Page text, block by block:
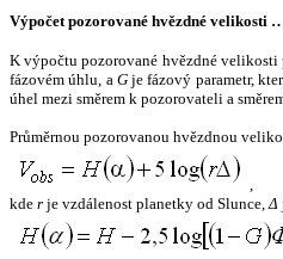
Výpočet pozorované hvězdné velikosti
K výpočtu pozorované hvězdné
fázovém úhlu, a Gje fázový parametr,
úhel mezi směrem k pozorovateli a
Průměrnou pozorovanou hvězdnou
,
kde r je vzdálenost planetky od Slunce,Δ